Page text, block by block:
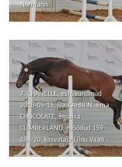
Normann
7. CHANELLE, esh, sündinud
2018-05-15, isa CAHIR N, ema
CHOCOLATE, emaisa
CUMBERLAND, mõõdud 159-
184-20, kasvataja Liinu Vaan